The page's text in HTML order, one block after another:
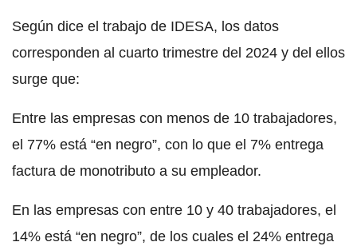
Según dice el trabajo de IDESA, los datos
corresponden al cuarto trimestre del 2024 y del ellos
surge que:
Entre las empresas con menos de 10 trabajadores,
el 77% está “en negro”, con lo que el 7% entrega
factura de monotributo a su empleador.
En las empresas con entre 10 y 40 trabajadores, el
14% está “en negro”, de los cuales el 24% entrega